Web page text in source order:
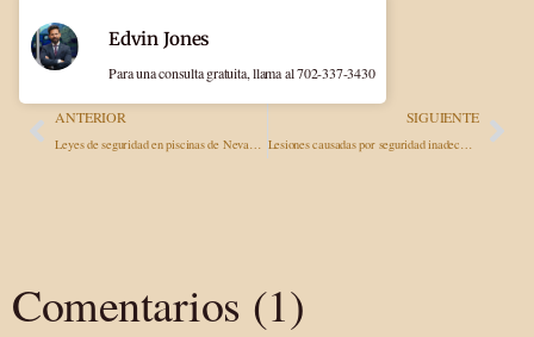
ANTERIOR
Leyes de seguridad en piscinas de Nevada y prevención de ahogamientos
SIGUIENTE
Lesiones causadas por seguridad inadecuada en aparcamientos o discotecas de Las Vegas
Edvin Jones
Para una consulta gratuita, llama al 702-337-3430
Comentarios (1)